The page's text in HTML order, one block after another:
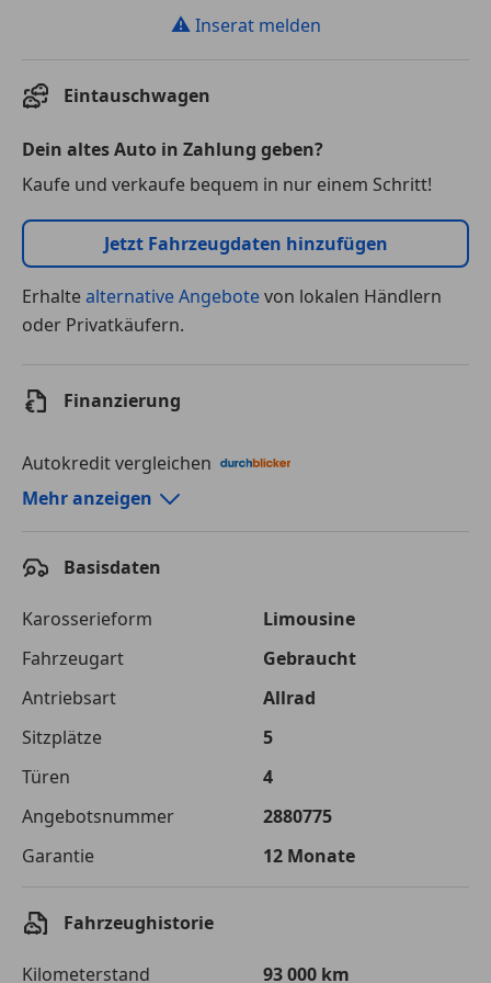
⚠ Inserat melden
Eintauschwagen
Dein altes Auto in Zahlung geben?
Kaufe und verkaufe bequem in nur einem Schritt!
Jetzt Fahrzeugdaten hinzufügen
Erhaltealternative Angebotevon lokalen Händlern
oder Privatkäufern.
Finanzierung
Autokredit vergleichen
Autokredit-Rechner von durchblicker.at
Laufzeit
120 Monate
Kreditbetrag
€ 75 000,-
Zu zahlender
Gesamtbetrag
€ 105 661,-
Einberechnete Gebühren
€ 0,-
Effektivzinsatz
7,50 %
Mehr anzeigen
Basisdaten
Karosserieform
Limousine
Fahrzeugart
Gebraucht
Antriebsart
Allrad
Sitzplätze
5
Türen
4
Angebotsnummer
2880775
Garantie
12 Monate
Fahrzeughistorie
Kilometerstand
93 000 km